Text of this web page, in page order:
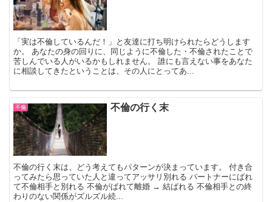
「実は不倫しているんだ！」と友達に打ち明けられたらどうします
か。 あなたの身の回りに、同じように不倫した・不倫されたことで
苦しんでいる人がいるかもしれません。 誰にも言えない事をあなた
に相談してきたということは、その人にとってあ...
不倫 不倫の行く末
不倫の行く末は、どう考えてもパターンが決まっています。 付き合
ってみたら思っていた人と違ってアッサリ別れる パートナーにばれ
て不倫相手と別れる 不倫がばれて離婚 → 結ばれる 不倫相手との終
わりのない関係がズルズル続...